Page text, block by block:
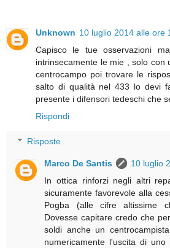
Unknown 10 luglio 2014 alle ore
Capisco le tue osservazioni
intrinsecamente le mie , solo con
centrocampo poi trovare le
salto di qualità nel 433 lo devi
presente i difensori tedeschi che
Rispondi
Risposte
Marco De Santis
10 luglio
In ottica rinforzi negli altri
sicuramente favorevole alla
Pogba (alle cifre altissime
Dovesse capitare credo che
soldi anche un
numericamente l'uscita di uno